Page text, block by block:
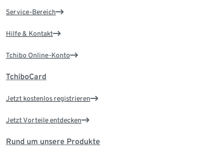
Service-Bereich
Hilfe & Kontakt
Tchibo Online-Konto
TchiboCard
Jetzt kostenlos registrieren
Jetzt Vorteile entdecken
Rund um unsere Produkte